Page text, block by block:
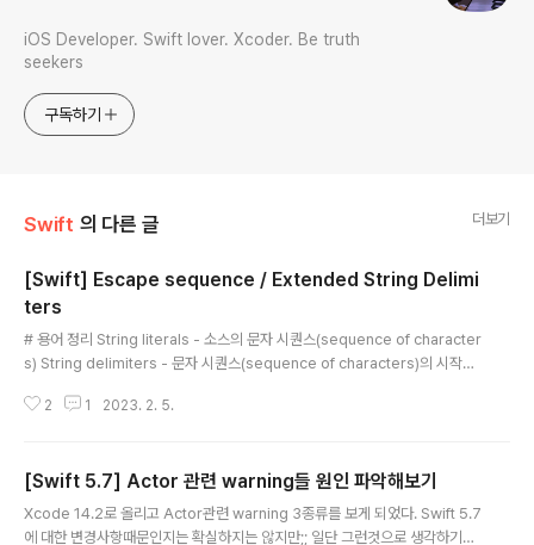
iOS Developer. Swift lover. Xcoder. Be truth
seekers
구독하기
Swift 의 다른 글 더보기
[Swift] Escape sequence / Extended String Delimi
ters
# 용어 정리 String literals - 소스의 문자 시퀀스(sequence of character
s) String delimiters - 문자 시퀀스(sequence of characters)의 시작과
acters - String literals내에서 하나 이상의 후속 Character를 특별하게 해
aracters(\)로 시작하게 된다. Escape sequence는 다음과 같은것들이 있
다. 1. Stri..
2 1 2023. 2. 5.
[Swift 5.7] Actor 관련 warning들 원인 파악해보기
Xcode 14.2로 올리고 Actor관련 warning 3종류를 보게 되었다. Swift 5.7
에 대한 변경사항때문인지는 확실하지는 않지만;; 일단 그런것으로 생각하기로